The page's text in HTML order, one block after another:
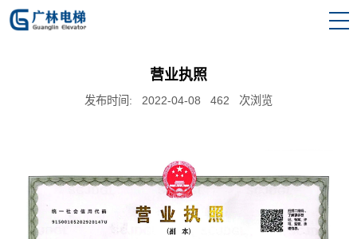
营业执照
发布时间: 2022-04-08 462 次浏览